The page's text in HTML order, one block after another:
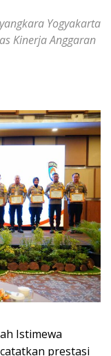
Yogyakarta
Kinerja Anggaran
Istimewa
prestasi